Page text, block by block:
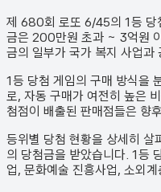
제 680회 로또 6/45의 1등 당
금은 200만원 초과 ~ 3억원
금의 일부가 국가 복지 사업과
1등 당첨 게임의 구매 방식을
로, 자동 구매가 여전히 높은
첨점이 배출된 판매점들은 향
등위별 당첨 현황을 상세히 살
의 당첨금을 받았습니다. 1등
업, 문화예술 진흥사업, 소외